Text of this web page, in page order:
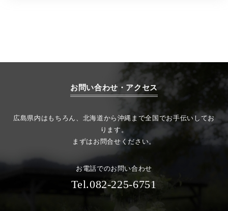
お問い合わせ・アクセス
広島県内はもちろん、北海道から沖縄まで全国でお手伝いしてお
ります。
まずはお問合せください。
お電話でのお問い合わせ
Tel.082-225-6751